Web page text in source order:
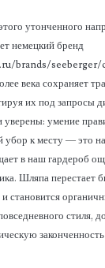
утонченного
немецкий бренд
brands/seeberger/
века сохраняет
их под запросы
умение
убор к месту — это
в наш гардероб
Шляпа перестает
становится
стиля,